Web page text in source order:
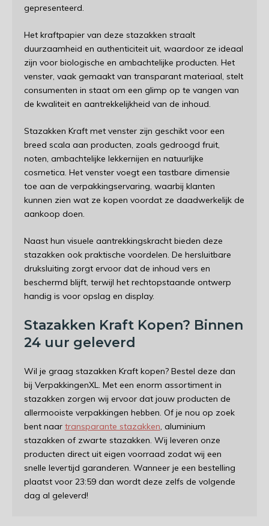
gepresenteerd.
Het kraftpapier van deze stazakken straalt
duurzaamheid en authenticiteit uit, waardoor ze ideaal
zijn voor biologische en ambachtelijke producten. Het
venster, vaak gemaakt van transparant materiaal, stelt
consumenten in staat om een glimp op te vangen van
de kwaliteit en aantrekkelijkheid van de inhoud.
Stazakken Kraft met venster zijn geschikt voor een
breed scala aan producten, zoals gedroogd fruit,
noten, ambachtelijke lekkernijen en natuurlijke
cosmetica. Het venster voegt een tastbare dimensie
toe aan de verpakkingservaring, waarbij klanten
kunnen zien wat ze kopen voordat ze daadwerkelijk de
aankoop doen.
Naast hun visuele aantrekkingskracht bieden deze
stazakken ook praktische voordelen. De hersluitbare
druksluiting zorgt ervoor dat de inhoud vers en
beschermd blijft, terwijl het rechtopstaande ontwerp
handig is voor opslag en display.
Stazakken Kraft Kopen? Binnen
24 uur geleverd
Wil je graag stazakken Kraft kopen? Bestel deze dan
bij VerpakkingenXL. Met een enorm assortiment in
stazakken zorgen wij ervoor dat jouw producten de
allermooiste verpakkingen hebben. Of je nou op zoek
bent naar transparante stazakken, aluminium
stazakken of zwarte stazakken. Wij leveren onze
producten direct uit eigen voorraad zodat wij een
snelle levertijd garanderen. Wanneer je een bestelling
plaatst voor 23:59 dan wordt deze zelfs de volgende
dag al geleverd!